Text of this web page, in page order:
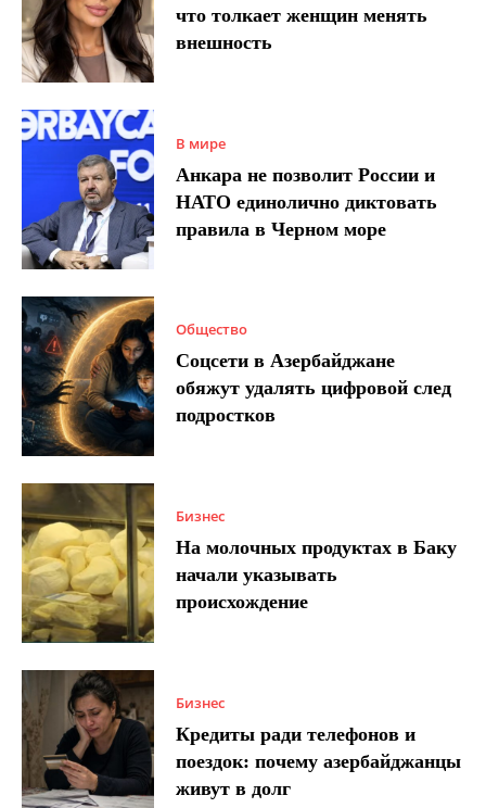
что толкает женщин менять
внешность
В мире
Анкара не позволит России и
НАТО единолично диктовать
правила в Черном море
Общество
Соцсети в Азербайджане
обяжут удалять цифровой след
подростков
Бизнес
На молочных продуктах в Баку
начали указывать
происхождение
Бизнес
Кредиты ради телефонов и
поездок: почему азербайджанцы
живут в долг